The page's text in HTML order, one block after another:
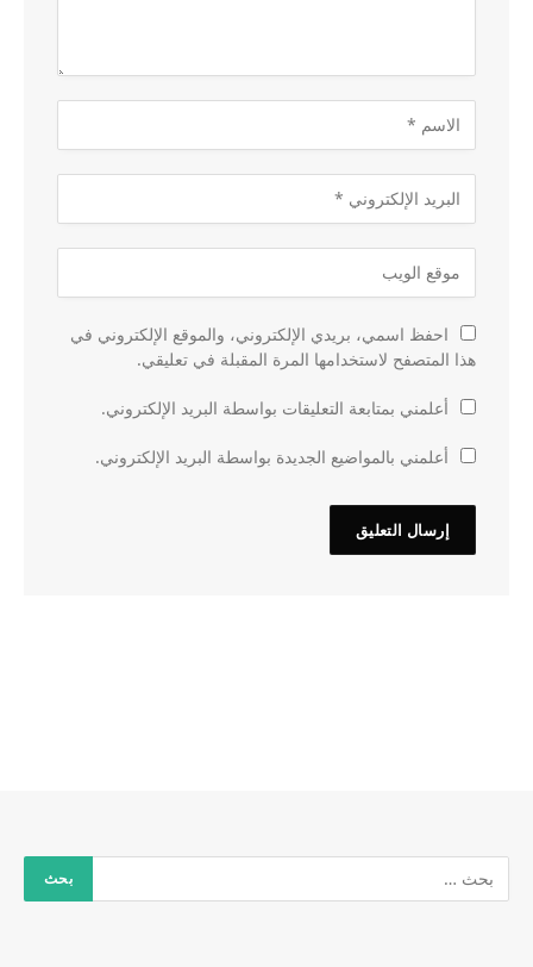
احفظ اسمي، بريدي الإلكتروني، والموقع الإلكتروني في
هذا المتصفح لاستخدامها المرة المقبلة في تعليقي.
أعلمني بمتابعة التعليقات بواسطة البريد الإلكتروني.
أعلمني بالمواضيع الجديدة بواسطة البريد الإلكتروني.